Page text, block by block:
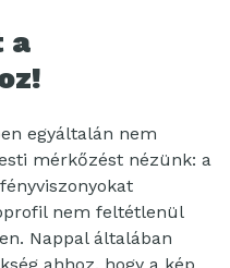
a
egyáltalán nem
mérkőzést nézünk: a
nem feltétlenül
Nappal általában
ahhoz, hogy a kép